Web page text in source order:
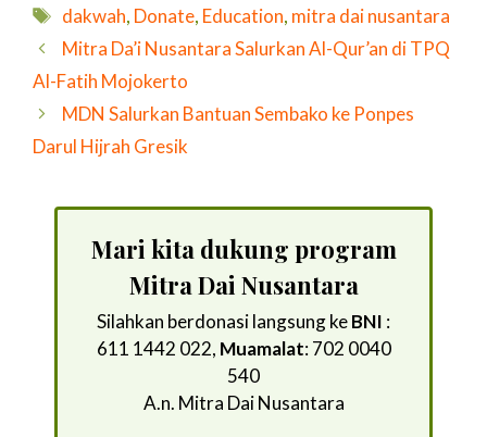
Tag
dakwah, Donate, Education, mitra dai nusantara
Mitra Da’i Nusantara Salurkan Al-Qur’an di TPQ
Al-Fatih Mojokerto
MDN Salurkan Bantuan Sembako ke Ponpes
Darul Hijrah Gresik
Mari kita dukung program
Mitra Dai Nusantara
Silahkan berdonasi langsung keBNI :
611 1442 022, Muamalat: 702 0040
540
A.n. Mitra Dai Nusantara